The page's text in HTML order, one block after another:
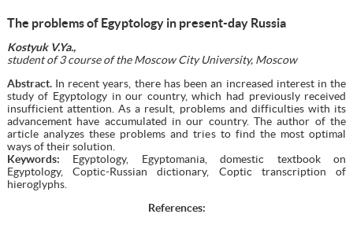
The problems of Egyptology in present-day Russia
Kostyuk V.Ya.,
student of 3 course of the Moscow City University, Moscow
Abstract. In recent years, there has been an increased interest in the
study of Egyptology in our country, which had previously received
insufficient attention. As a result, problems and difficulties with its
advancement have accumulated in our country. The author of the
article analyzes these problems and tries to find the most optimal
ways of their solution.
Keywords: Egyptology, Egyptomania, domestic textbook on
Egyptology, Coptic-Russian dictionary, Coptic transcription of
hieroglyphs.
References: